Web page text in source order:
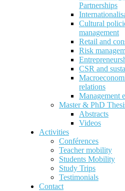
Partnerships
Cultural
management
Retail and
Risk
CSR and
relations
Management
Master & PhD
Abstracts
Videos
Activities
Conférences
Teacher mobility
Students Mobility
Study Trips
Testimonials
Contact